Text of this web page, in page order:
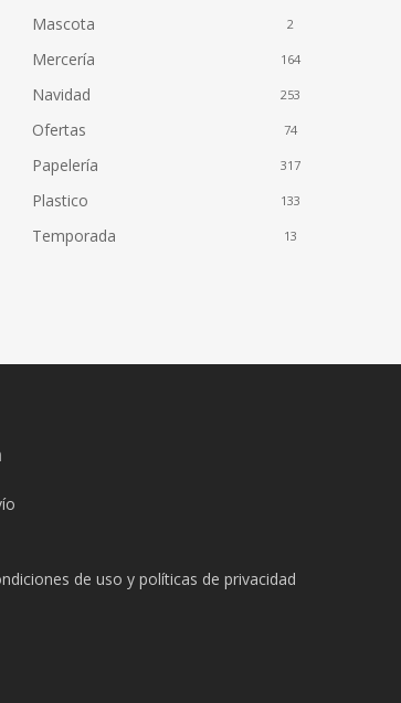
Mascota 2
Mercería 164
Navidad 253
Ofertas 74
Papelería 317
Plastico 133
Temporada 13
de uso y políticas de privacidad